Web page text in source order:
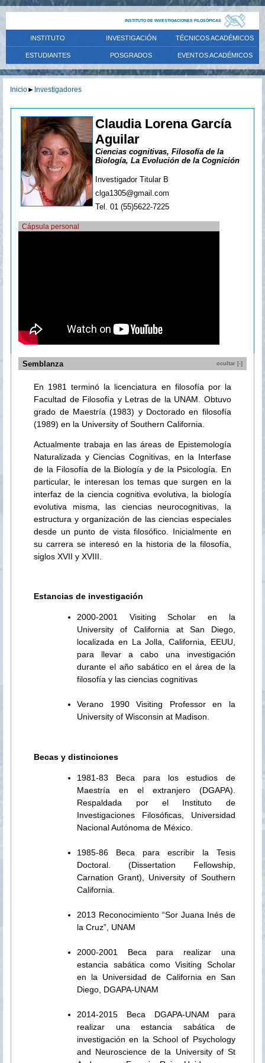
INSTITUTO DE INVESTIGACIONES FILOSÓFICAS
INSTITUTO INVESTIGACIÓN TÉCNICOS ACADÉMICOS
ESTUDIANTES POSGRADOS EVENTOS ACADÉMICOS
Inicio► Investigadores
Claudia Lorena García
Aguilar
Ciencias cognitivas, Filosofía de la
Biología, La Evolución de la Cognición
Investigador Titular B
clga1305@gmail.com
Tel. 01 (55)5622-7225
Cápsula personal
Semblanza ocultar [-]
En 1981 terminó la licenciatura en filosofía por la
Facultad de Filosofía y Letras de la UNAM. Obtuvo
grado de Maestría (1983) y Doctorado en filosofía
(1989) en la University of Southern California.
Actualmente trabaja en las áreas de Epistemología
Naturalizada y Ciencias Cognitivas, en la Interfase
de la Filosofía de la Biología y de la Psicología. En
particular, le interesan los temas que surgen en la
interfaz de la ciencia cognitiva evolutiva, la biología
evolutiva misma, las ciencias neurocognitivas, la
estructura y organización de las ciencias especiales
desde un punto de vista filosófico. Inicialmente en
su carrera se interesó en la historia de la filosofía,
siglos XVII y XVIII.
Estancias de investigación
2000-2001 Visiting Scholar en la
University of California at San Diego,
localizada en La Jolla, California, EEUU,
para llevar a cabo una investigación
durante el año sabático en el área de la
filosofía y las ciencias cognitivas
Verano 1990 Visiting Professor en la
University of Wisconsin at Madison.
Becas y distinciones
1981-83 Beca para los estudios de
Maestría en el extranjero (DGAPA).
Respaldada por el Instituto de
Investigaciones Filosóficas, Universidad
Nacional Autónoma de México.
1985-86 Beca para escribir la Tesis
Doctoral. (Dissertation Fellowship,
Carnation Grant), University of Southern
California.
2013 Reconocimiento “Sor Juana Inés de
la Cruz”, UNAM
2000-2001 Beca para realizar una
estancia sabática como Visiting Scholar
en la Universidad de California en San
Diego, DGAPA-UNAM
2014-2015 Beca DGAPA-UNAM para
realizar una estancia sabática de
investigación en la School of Psychology
and Neuroscience de la University of St